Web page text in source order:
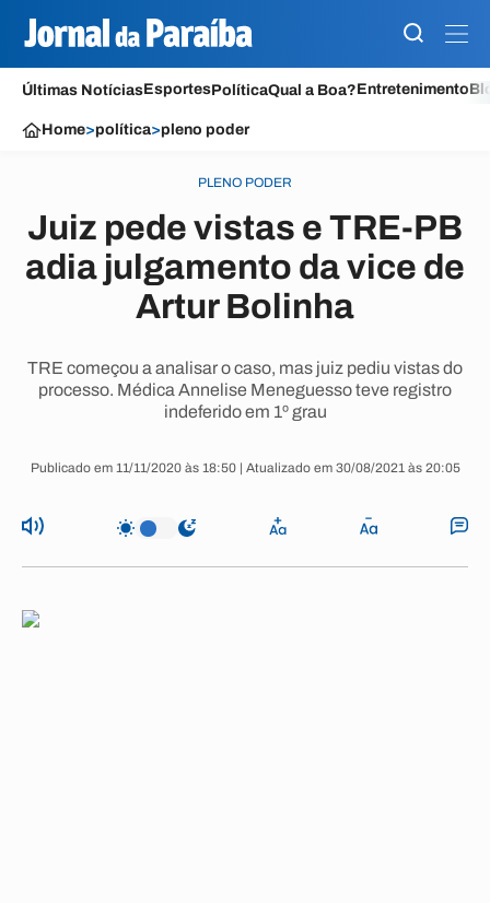
Últimas NotíciasEsportesPolíticaQual a Boa?Entretenimento
Home>política>pleno poder
PLENO PODER
Juiz pede vistas e TRE-PB
adia julgamento da vice de
Artur Bolinha
TRE começou a analisar o caso, mas juiz pediu vistas do
processo. Médica Annelise Meneguesso teve registro
indeferido em 1º grau
Publicado em 11/11/2020 às 18:50 | Atualizado em 30/08/2021 às 20:05